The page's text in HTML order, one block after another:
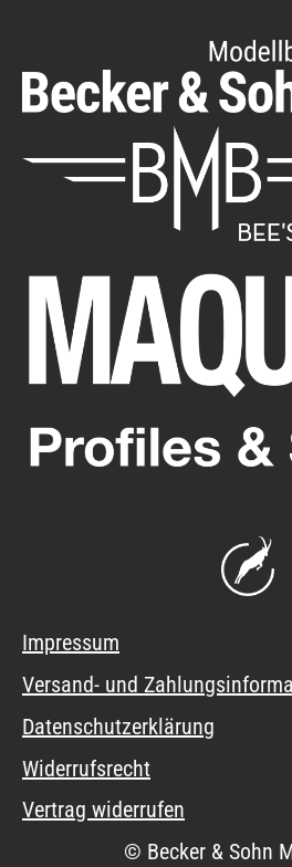
Impressum
Versand- und
Datenschutzerklärung
Widerrufsrecht
Vertrag widerrufen
© Becker & Sohn